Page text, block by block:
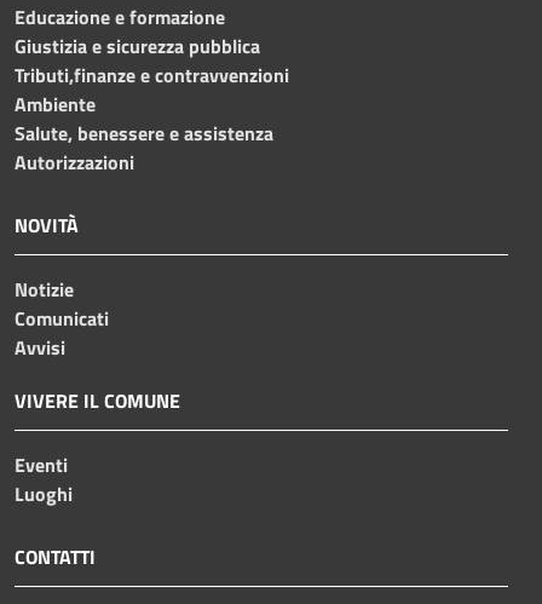
Educazione e formazione
Giustizia e sicurezza pubblica
Tributi,finanze e contravvenzioni
Ambiente
Salute, benessere e assistenza
Autorizzazioni
NOVITÀ
Notizie
Comunicati
Avvisi
VIVERE IL COMUNE
Eventi
Luoghi
CONTATTI